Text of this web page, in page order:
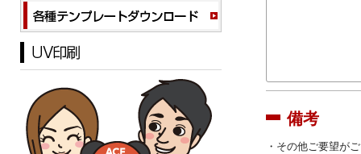
備考
・その他ご要望が